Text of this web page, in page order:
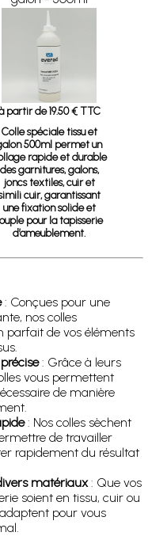
partir de 19.50 € TTC
Colle spéciale tissu et
500ml permet un
rapide et durable
des garnitures, galons,
joncs textiles, cuir et
cuir, garantissant
une fixation solide et
pour la tapisserie
d’ameublement.
: Conçues pour une
nos colles
parfait de vos éléments
: Grâce à leurs
vous permettent
de manière
: Nos colles sèchent
de travailler
rapidement du résultat
matériaux: Que vos
soient en tissu, cuir ou
pour vous